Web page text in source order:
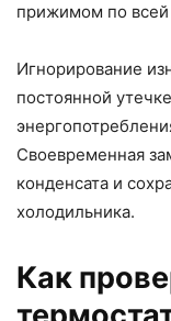
прижимом по
Игнорирование
постоянной
Своевременная
конденсата и
холодильника.
Как